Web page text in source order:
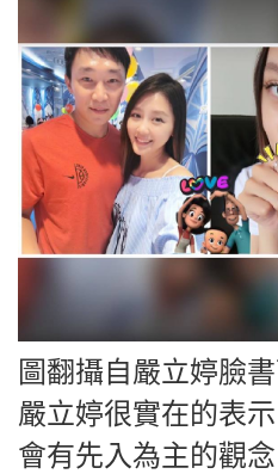
圖翻攝自嚴立婷臉書
嚴立婷很實在的表
會有先入為主的觀